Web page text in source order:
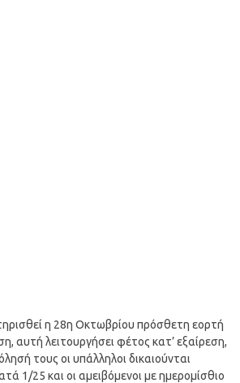
η 28η Οκτωβρίου πρόσθετη εορτή
αυτή λειτουργήσει φέτος κατ’ εξαίρεση,
τους οι υπάλληλοι δικαιούνται
1/25 και οι αμειβόμενοι με ημερομίσθιο